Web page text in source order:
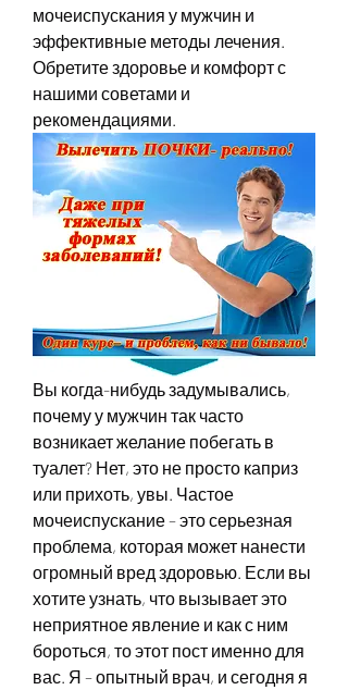
мочеиспускания у мужчин и
эффективные методы лечения.
Обретите здоровье и комфорт с
нашими советами и
рекомендациями.
Вы когда-нибудь задумывались,
почему у мужчин так часто
возникает желание побегать в
туалет? Нет, это не просто каприз
или прихоть, увы. Частое
мочеиспускание – это серьезная
проблема, которая может нанести
огромный вред здоровью. Если вы
хотите узнать, что вызывает это
неприятное явление и как с ним
бороться, то этот пост именно для
вас. Я – опытный врач, и сегодня я